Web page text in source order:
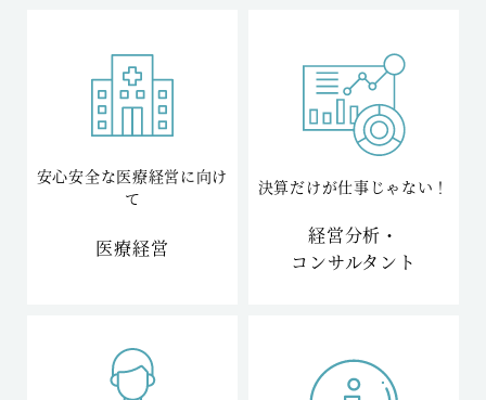
安心安全な医療経営に向け
て
医療経営
決算だけが仕事じゃない！
経営分析・
コンサルタント